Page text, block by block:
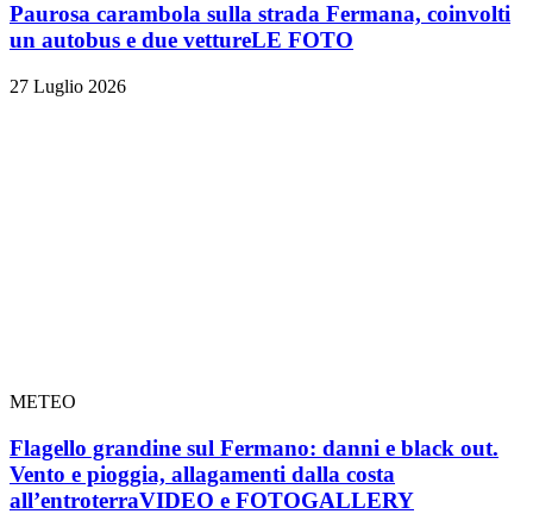
Paurosa carambola sulla strada Fermana, coinvolti
un autobus e due vettureLE FOTO
27 Luglio 2026
METEO
Flagello grandine sul Fermano: danni e black out.
Vento e pioggia, allagamenti dalla costa
all’entroterraVIDEO e FOTOGALLERY